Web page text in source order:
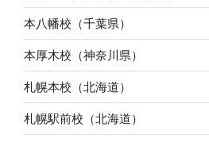
本八幡校（千葉県）
本厚木校（神奈川県）
札幌本校（北海道）
札幌駅前校（北海道）